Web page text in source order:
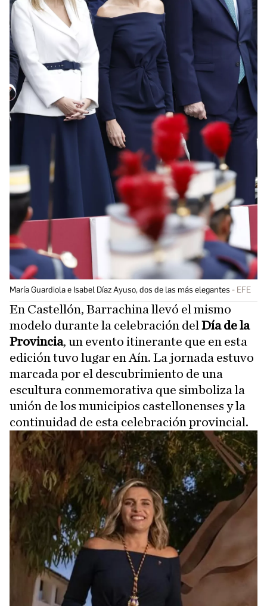
María Guardiola e Isabel Díaz Ayuso, dos de las más elegantes EFE
En Castellón, Barrachina llevó el mismo
modelo durante la celebración del Día de la
Provincia, un evento itinerante que en esta
edición tuvo lugar en Aín. La jornada estuvo
marcada por el descubrimiento de una
escultura conmemorativa que simboliza la
unión de los municipios castellonenses y la
continuidad de esta celebración provincial.